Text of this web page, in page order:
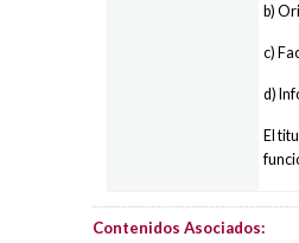
b)
c)
d)
El
Contenidos Asociados: